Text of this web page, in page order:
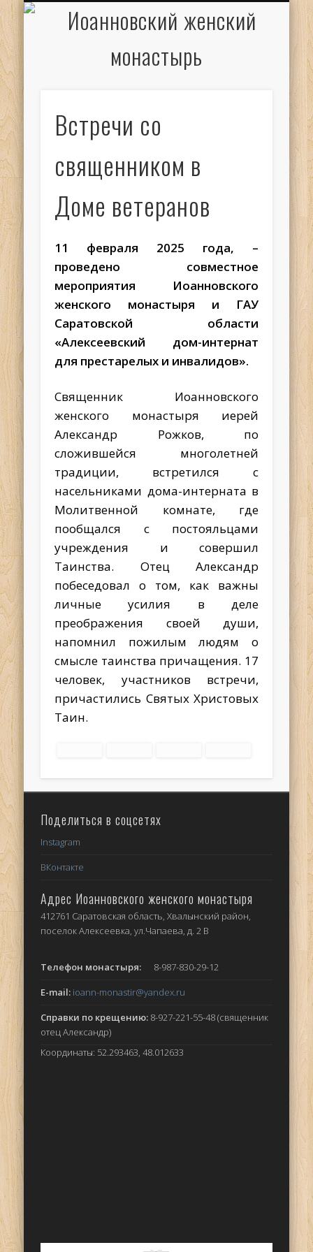
Встречи со
священником в
Доме ветеранов
11 февраля 2025 года, –
проведено совместное
мероприятия Иоанновского
женского монастыря и ГАУ
Саратовской области
«Алексеевский дом-интернат
для престарелых и инвалидов».
Священник Иоанновского
женского монастыря иерей
Александр Рожков, по
сложившейся многолетней
традиции, встретился с
насельниками дома-интерната в
Молитвенной комнате, где
пообщался с постояльцами
учреждения и совершил
Таинства. Отец Александр
побеседовал о том, как важны
личные усилия в деле
преображения своей души,
напомнил пожилым людям о
смысле таинства причащения. 17
человек, участников встречи,
причастились Святых Христовых
Таин.
Поделиться в соцсетях
Instagram
ВКонтакте
Адрес Иоанновского женского монастыря
412761 Саратовская область, Хвалынский район,
поселок Алексеевка, ул.Чапаева, д. 2 В
Телефон монастыря:
8-987-830-29-12
E-mail: ioann-monastir@yandex.ru
Справки по крещению: 8-927-221-55-48 (священник
отец Александр)
Координаты: 52.293463, 48.012633